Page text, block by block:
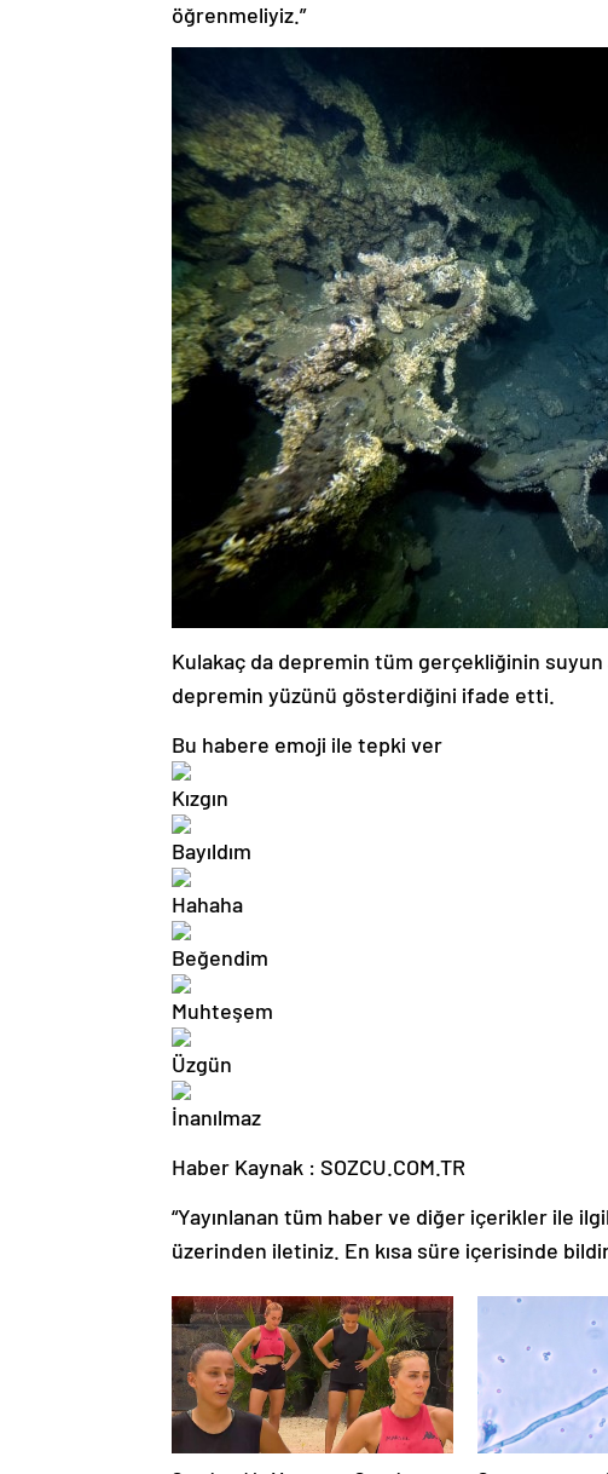
öğrenmeliyiz.”
Kulakaç da depremin tüm gerçekliğinin suyun
depremin yüzünü gösterdiğini ifade etti.
Bu habere emoji ile tepki ver
Haber Kaynak : SOZCU.COM.TR
“Yayınlanan tüm haber ve diğer içerikler ile
üzerinden iletiniz. En kısa süre içerisinde